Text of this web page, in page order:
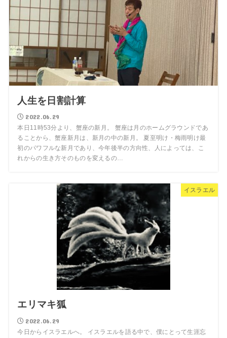
人生を日割計算
2022.06.29
本日11時53分より、蟹座の新月。 蟹座は月のホームグラウンドであ
ることから、蟹座新月は、新月の中の新月。 夏至明け・梅雨明け最
初のパワフルな新月であり、今年後半の方向性、人によっては、こ
れからの生き方そのものを変えるの…
イスラエル
エリマキ狐
2022.06.29
今日からイスラエルへ。 イスラエルを語る中で、僕にとって生涯忘